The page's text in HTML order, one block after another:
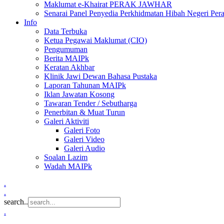
Maklumat e-Khairat PERAK JAWHAR
Senarai Panel Penyedia Perkhidmatan Hibah Negeri
Info
Data Terbuka
Ketua Pegawai Maklumat (CIO)
Pengumuman
Berita MAIPk
Keratan Akhbar
Klinik Jawi Dewan Bahasa Pustaka
Laporan Tahunan MAIPk
Iklan Jawatan Kosong
Tawaran Tender / Sebutharga
Penerbitan & Muat Turun
Galeri Aktiviti
Galeri Foto
Galeri Video
Galeri Audio
Soalan Lazim
Wadah MAIPk
.
.
search..
.